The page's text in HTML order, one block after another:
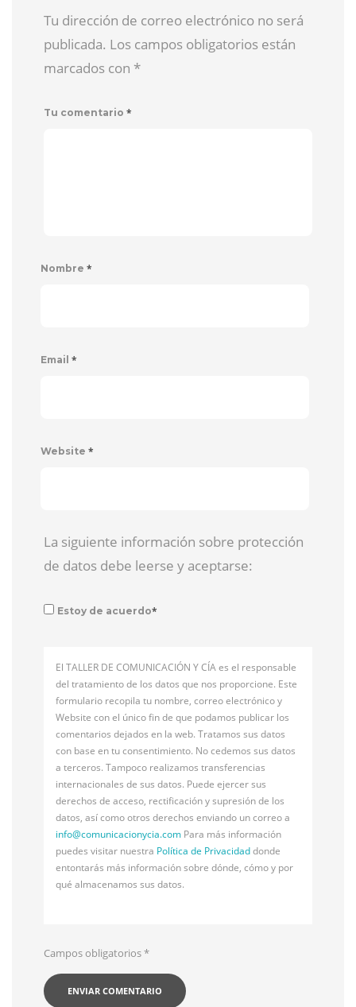
Tu dirección de correo electrónico no será
publicada. Los campos obligatorios están
marcados con *
Tu comentario *
Nombre *
Email *
Website *
La siguiente información sobre protección
de datos debe leerse y aceptarse:
Estoy de acuerdo*
El TALLER DE COMUNICACIÓN Y CÍA es el responsable
del tratamiento de los datos que nos proporcione. Este
formulario recopila tu nombre, correo electrónico y
Website con el único fin de que podamos publicar los
comentarios dejados en la web. Tratamos sus datos
con base en tu consentimiento. No cedemos sus datos
a terceros. Tampoco realizamos transferencias
internacionales de sus datos. Puede ejercer sus
derechos de acceso, rectificación y supresión de los
datos, así como otros derechos enviando un correo a
info@comunicacionycia.com Para más información
puedes visitar nuestra Política de Privacidaddonde
entontarás más información sobre dónde, cómo y por
qué almacenamos sus datos.
Campos obligatorios*